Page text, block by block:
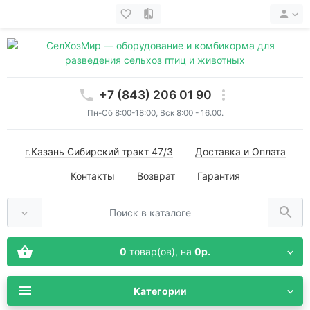
+7 (843) 206 01 90
Пн-Сб 8:00-18:00, Вск 8:00 - 16.00.
г.Казань Сибирский тракт 47/3 Доставка и Оплата
Контакты Возврат Гарантия
0 товар(ов), на 0р.
Категории